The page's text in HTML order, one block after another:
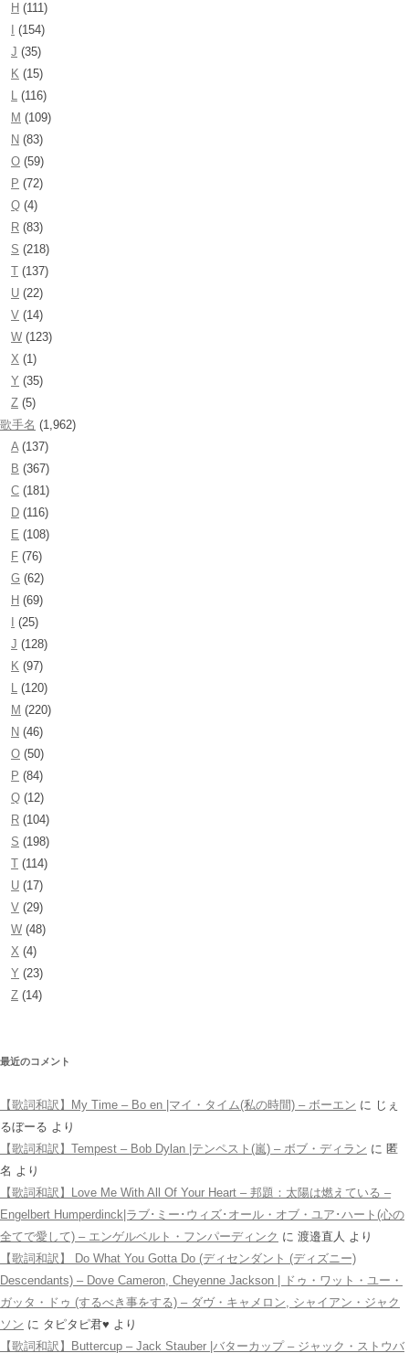
H (111)
(154)
J (35)
K (15)
L (116)
M (109)
N (83)
O (59)
P (72)
Q (4)
R (83)
S (218)
T (137)
U (22)
V (14)
W (123)
X (1)
Y (35)
Z (5)
歌手名 (1,962)
A(137)
B (367)
C (181)
D (116)
E (108)
F (76)
G (62)
H (69)
(25)
J (128)
K (97)
L (120)
M (220)
N (46)
O (50)
P (84)
Q (12)
R (104)
S (198)
T (114)
U (17)
V (29)
W (48)
X (4)
Y (23)
Z (14)
最近のコメント
【歌詞和訳】My Time – Bo en |マイ・タイム(私の時間) – ボーエン に じぇ
るぼーる より
【歌詞和訳】Tempest – Bob Dylan |テンペスト(嵐) – ボブ・ディラン に 匿
名 より
【歌詞和訳】Love Me With All Of Your Heart – 邦題：太陽は燃えている –
Engelbert Humperdinck|ラブ･ミー･ウィズ･オール・オブ・ユア･ハート(心の
全てで愛して) – エンゲルベルト・フンパーディンク に 渡邉直人 より
【歌詞和訳】 Do What You Gotta Do (ディセンダント (ディズニー)
Descendants) – Dove Cameron, Cheyenne Jackson | ドゥ・ワット・ユー・
ガッタ・ドゥ (するべき事をする) – ダヴ・キャメロン, シャイアン・ジャク
ソン に タピタピ君♥️ より
【歌詞和訳】Buttercup – Jack Stauber |バターカップ – ジャック・ストウバ